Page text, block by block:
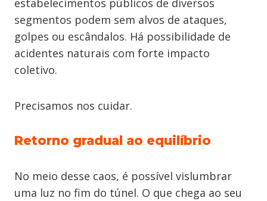
estabelecimentos públicos de diversos
segmentos podem sem alvos de ataques,
golpes ou escândalos. Há possibilidade de
acidentes naturais com forte impacto
coletivo.
Precisamos nos cuidar.
Retorno gradual ao equilíbrio
No meio desse caos, é possível vislumbrar
uma luz no fim do túnel. O que chega ao seu